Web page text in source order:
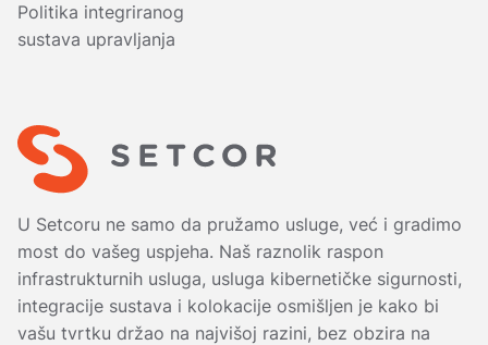
Politika integriranog
sustava upravljanja
U Setcoru ne samo da pružamo usluge, već i gradimo
most do vašeg uspjeha. Naš raznolik raspon
infrastrukturnih usluga, usluga kibernetičke sigurnosti,
integracije sustava i kolokacije osmišljen je kako bi
vašu tvrtku držao na najvišoj razini, bez obzira na